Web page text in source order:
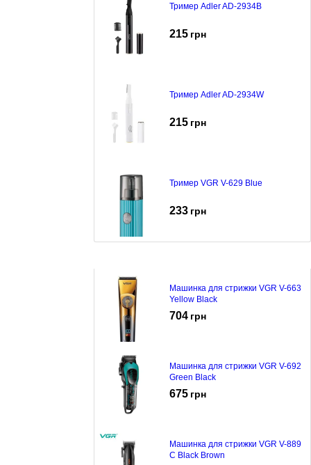
Тример Adler AD-2934B
215 грн
Тример Adler AD-2934W
215 грн
Тример VGR V-629 Blue
233 грн
Машинка для стрижки VGR V-663
Yellow Black
704 грн
Машинка для стрижки VGR V-692
Green Black
675 грн
Машинка для стрижки VGR V-889
C Black Brown